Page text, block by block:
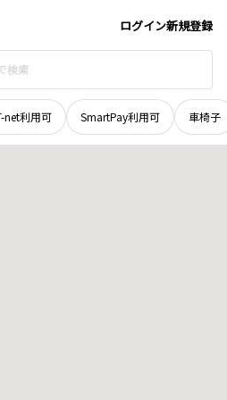
ログイン新規登録
net利用可 SmartPay利用可 車椅子